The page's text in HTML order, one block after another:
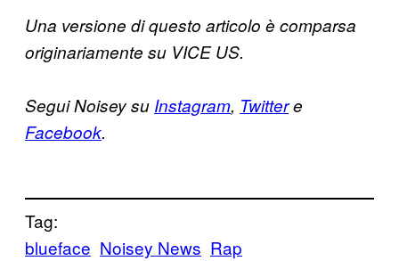
Una versione di questo articolo è comparsa
originariamente su VICE US.
Segui Noisey su Instagram, Twittere
Facebook.
Tag:
blueface Noisey News Rap